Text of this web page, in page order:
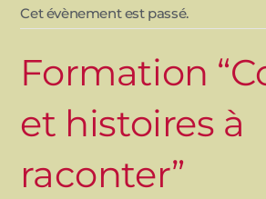
Cet évènement est passé.
Formation
et histoires à
raconter”